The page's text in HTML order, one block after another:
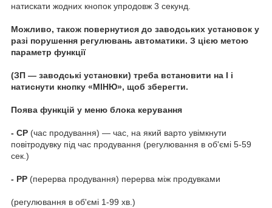
натискати жодних кнопок упродовж 3 секунд.
Можливо, також повернутися до заводських установок у
разі порушення регулювань автоматики. З цією метою
параметр функції
(ЗП — заводські установки) треба встановити на І і
натиснути кнопку «МІНЮ», щоб зберегти.
Поява функцій у меню блока керування
- СР (час продування) — час, на який варто увімкнути
повітродувку під час продування (регулювання в об'ємі 5-59
сек.)
- РР (перерва продування) перерва між продувками
(регулювання в об'ємі 1-99 хв.)